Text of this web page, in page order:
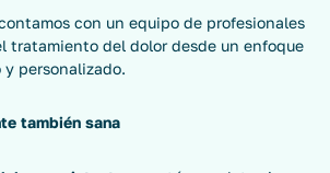
con un equipo de profesionales
tratamiento del dolor desde un enfoque
personalizado.
también sana